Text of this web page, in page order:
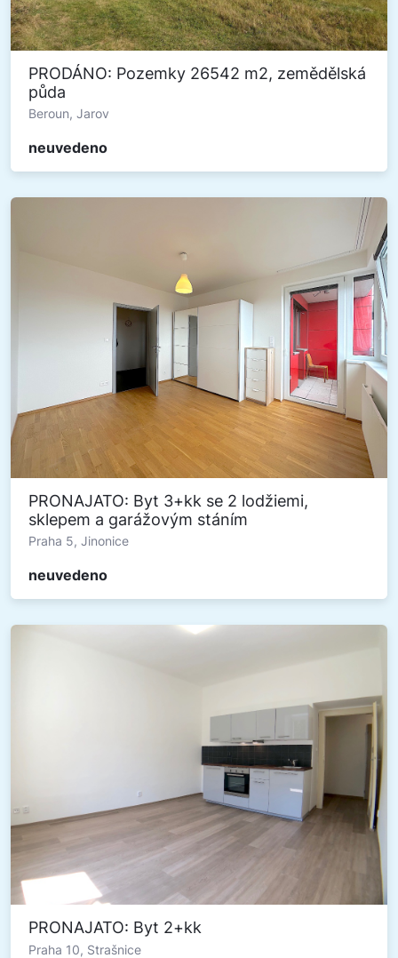
PRODÁNO: Pozemky 26542 m2, zemědělská
půda
Beroun, Jarov
neuvedeno
PRONAJATO: Byt 3+kk se 2 lodžiemi,
sklepem a garážovým stáním
Praha 5, Jinonice
neuvedeno
PRONAJATO: Byt 2+kk
Praha 10, Strašnice